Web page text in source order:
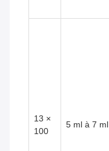
13 ×
100
5 ml à 7 ml